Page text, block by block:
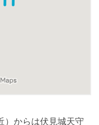
）からは伏見城天守